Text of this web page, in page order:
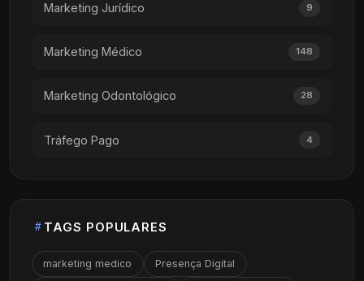
Marketing Jurídico 9
Marketing Médico 148
Marketing Odontológico 28
Tráfego Pago 4
TAGS POPULARES
marketing medico Presença Digital